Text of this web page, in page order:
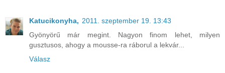
Katucikonyha, 2011. szeptember 19. 13:43
Gyönyörű már megint. Nagyon finom lehet, milyen
gusztusos, ahogy a mousse-ra ráborul a lekvár...
Válasz